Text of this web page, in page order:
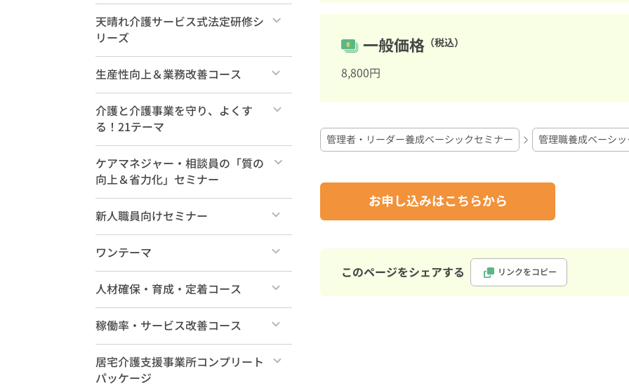
一般価格 （税込）
8,800円
管理者・リーダー養成ベーシックセミナー 管理職養成ベーシ
お申し込みはこちらから
このページをシェアする リンクをコピー
事前学習動画（必須）
すべて
管理職養成ベーシック 年間受講
特典動画
天晴れ介護サービス式法定研修シ
リーズ
すべて
新人研修（基礎編2時間）
特典動画
生産性向上＆業務改善コース
すべて
介護と介護事業を守り、よくす
る！21テーマ
すべて
ケアマネジャー・相談員の「質の
向上＆省力化」セミナー
すべて
新人職員向けセミナー
すべて
ワンテーマ
すべて
人材確保・育成・定着コース
すべて
稼働率・サービス改善コース
すべて
居宅介護支援事業所コンプリート
パッケージ